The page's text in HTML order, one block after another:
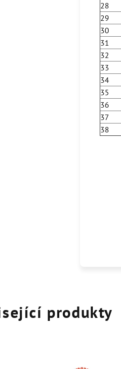
28
29
30
31
32
33
34
35
36
37
38
produkty